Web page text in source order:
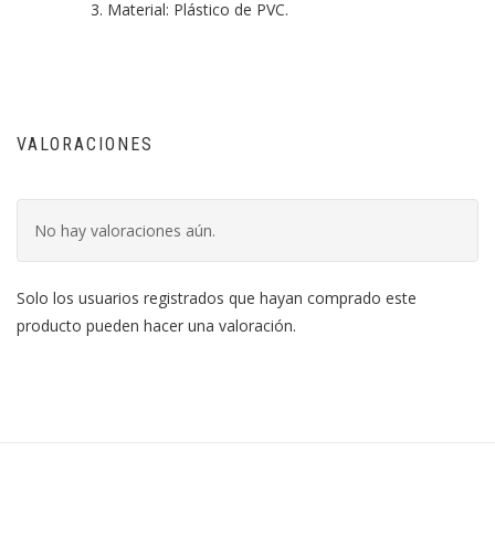
Material: Plástico de PVC.
VALORACIONES
No hay valoraciones aún.
Solo los usuarios registrados que hayan comprado este
producto pueden hacer una valoración.